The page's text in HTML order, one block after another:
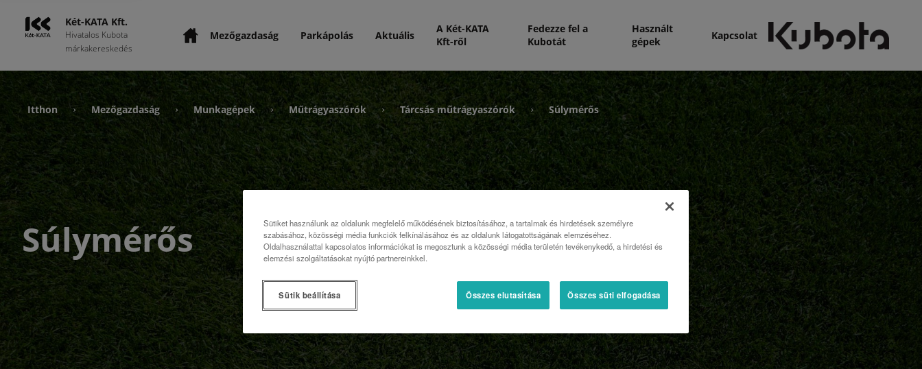
Két-KATA Kft.
Hivatalos Kubota
márkakereskedés
Mezőgazdaság Parkápolás Aktuális
A Két-KATA
Kft-ről
Fedezze fel a
Kubotát
Használt
gépek
Kapcsolat
Itthon › Mezőgazdaság › Munkagépek › Műtrágyaszórók › Tárcsás műtrágyaszórók › Súlymérős
Súlymérős
Sütiket használunk az oldalunk megfelelő működésének biztosításához, a tartalmak és hirdetések személyre
szabásához, közösségi média funkciók felkínálásához és az oldalunk látogatottságának elemzéséhez.
Oldalhasználattal kapcsolatos információkat is megosztunk a közösségi média területén tevékenykedő, a hirdetési és
elemzési szolgáltatásokat nyújtó partnereinkkel.
Összes elutasítása Összes süti elfogadása
Sütik beállítása